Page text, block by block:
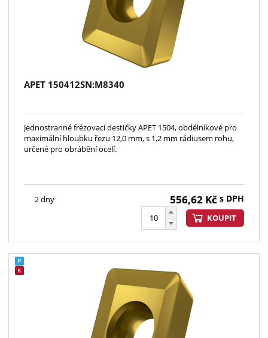
APET 150412SN:M8340
Jednostranné frézovací destičky APET 1504, obdélníkové pro
maximální hloubku řezu 12,0 mm, s 1,2 mm rádiusem rohu,
určené pro obrábění ocelí.
2 dny 556,62 Kč s DPH
KOUPIT